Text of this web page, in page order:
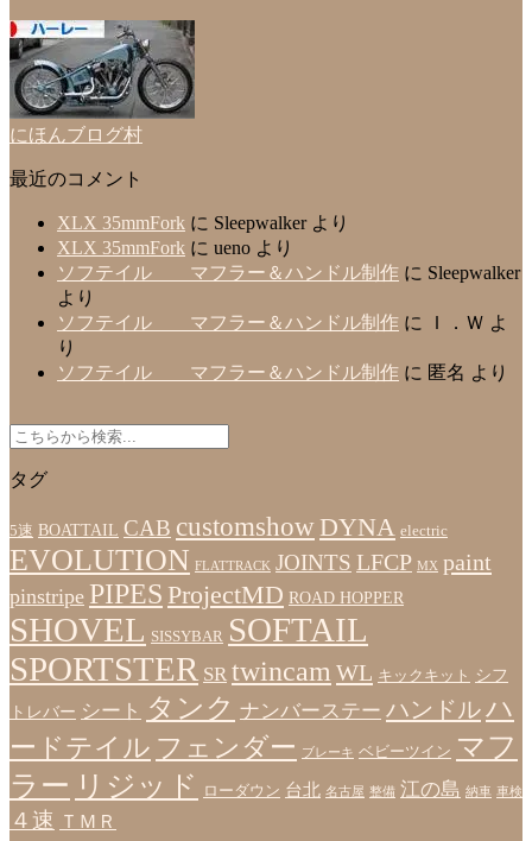
にほんブログ村
最近のコメント
XLX 35mmFork に Sleepwalkerより
XLX 35mmFork に ueno より
ソフテイル マフラー＆ハンドル制作 に Sleepwalker
より
ソフテイル マフラー＆ハンドル制作 に Ｉ．Ｗ よ
り
ソフテイル マフラー＆ハンドル制作 に 匿名 より
タグ
5速 BOATTAIL CAB customshow DYNA electric
EVOLUTION FLATTRACK JOINTS LFCP MX paint
pinstripe PIPES ProjectMD ROAD HOPPER
SHOVEL SISSYBAR SOFTAIL
SPORTSTER SR twincam WL キックキット シフ
トレバー シート タンク ナンバーステー ハンドルハ
ードテイル フェンダー ブレーキ ベビーツイン マフ
ラー リジッド ローダウン 台北 名古屋 整備 江の島 納車 車検
４速 ＴＭＲ